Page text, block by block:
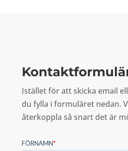
Istället för att skicka email
du fylla i formuläret nedan.
återkoppla så snart det är